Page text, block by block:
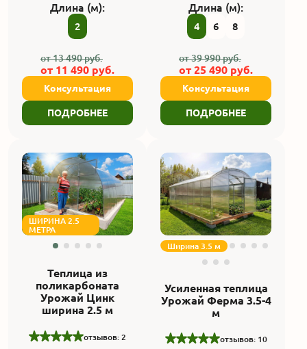
Длина (м):
2
от13 490руб.
от 11 490 руб.
Консультация
ПОДРОБНЕЕ
Длина (м):
4 6 8
от39 990руб.
от 25 490 руб.
Консультация
ПОДРОБНЕЕ
ШИРИНА 2.5
МЕТРА
Теплица из
поликарбоната
Урожай Цинк
ширина 2.5 м
отзывов: 2
Ширина 3.5 м
Усиленная теплица
Урожай Ферма 3.5-4
м
отзывов: 10